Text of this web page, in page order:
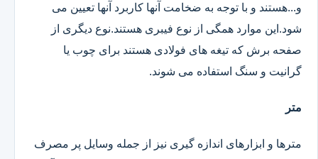
و...هستند و با توجه به ضخامت آنها کاربرد آنها تعیین می
شود.این موارد همگی از نوع فیبری هستند.نوع دیگری از
صفحه برش که تیغه های فولادی هستند برای چوب یا
گرانیت و سنگ استفاده می شوند.
متر
مترها و ابزارهای اندازه گیری نیز از جمله وسایل پر مصرف